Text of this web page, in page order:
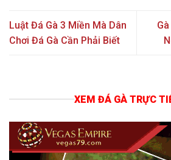
Luật Đá Gà 3 Miền Mà Dân
Chơi Đá Gà Cần Phải Biết
XEM ĐÁ GÀ TRỰC